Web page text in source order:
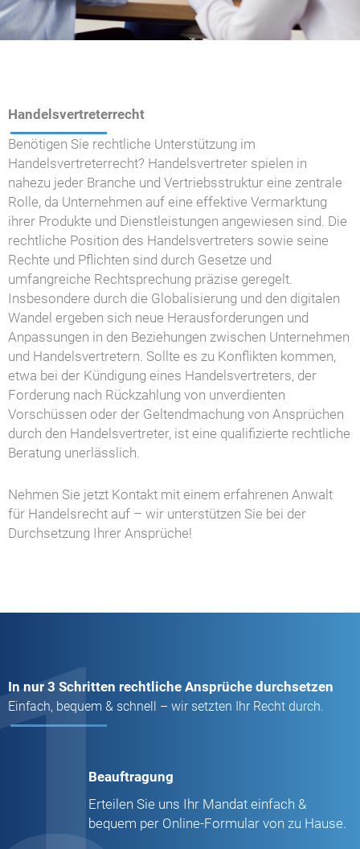
Handelsvertreterrecht
Benötigen Sie rechtliche Unterstützung im
Handelsvertreterrecht? Handelsvertreter spielen in
nahezu jeder Branche und Vertriebsstruktur eine zentrale
Rolle, da Unternehmen auf eine effektive Vermarktung
ihrer Produkte und Dienstleistungen angewiesen sind. Die
rechtliche Position des Handelsvertreters sowie seine
Rechte und Pflichten sind durch Gesetze und
umfangreiche Rechtsprechung präzise geregelt.
Insbesondere durch die Globalisierung und den digitalen
Wandel ergeben sich neue Herausforderungen und
Anpassungen in den Beziehungen zwischen Unternehmen
und Handelsvertretern. Sollte es zu Konflikten kommen,
etwa bei der Kündigung eines Handelsvertreters, der
Forderung nach Rückzahlung von unverdienten
Vorschüssen oder der Geltendmachung von Ansprüchen
durch den Handelsvertreter, ist eine qualifizierte rechtliche
Beratung unerlässlich.
Nehmen Sie jetzt Kontakt mit einem erfahrenen Anwalt
für Handelsrecht auf – wir unterstützen Sie bei der
Durchsetzung Ihrer Ansprüche!
In nur 3 Schritten rechtliche Ansprüche durchsetzen
Einfach, bequem & schnell – wir setzten Ihr Recht durch.
Beauftragung
Erteilen Sie uns Ihr Mandat einfach &
bequem per Online-Formular von zu Hause.